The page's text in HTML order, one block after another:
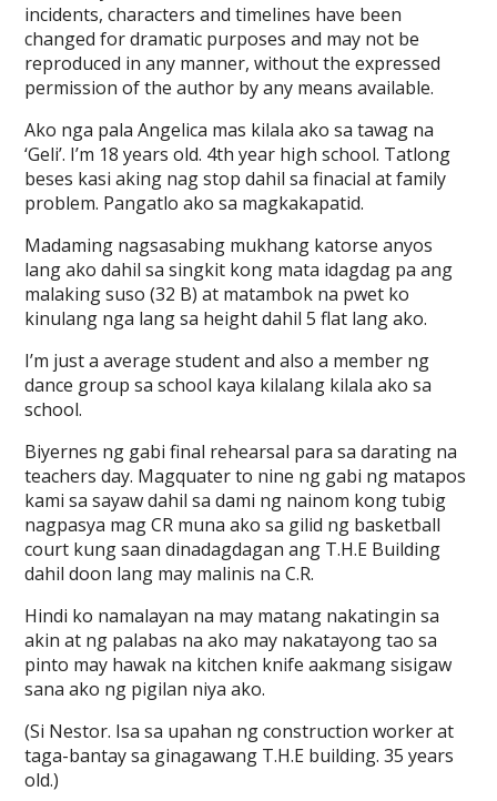
incidents, characters and timelines have been
changed for dramatic purposes and may not be
reproduced in any manner, without the expressed
permission of the author by any means available.
Ako nga pala Angelica mas kilala ako sa tawag na
‘Geli’. I’m 18 years old. 4th year high school. Tatlong
beses kasi aking nag stop dahil sa finacial at family
problem. Pangatlo ako sa magkakapatid.
Madaming nagsasabing mukhang katorse anyos
lang ako dahil sa singkit kong mata idagdag pa ang
malaking suso (32 B) at matambok na pwet ko
kinulang nga lang sa height dahil 5 flat lang ako.
I’m just a average student and also a member ng
dance group sa school kaya kilalang kilala ako sa
school.
Biyernes ng gabi final rehearsal para sa darating na
teachers day. Magquater to nine ng gabi ng matapos
kami sa sayaw dahil sa dami ng nainom kong tubig
nagpasya mag CR muna ako sa gilid ng basketball
court kung saan dinadagdagan ang T.H.E Building
dahil doon lang may malinis na C.R.
Hindi ko namalayan na may matang nakatingin sa
akin at ng palabas na ako may nakatayong tao sa
pinto may hawak na kitchen knife aakmang sisigaw
sana ako ng pigilan niya ako.
(Si Nestor. Isa sa upahan ng construction worker at
taga-bantay sa ginagawang T.H.E building. 35 years
old.)